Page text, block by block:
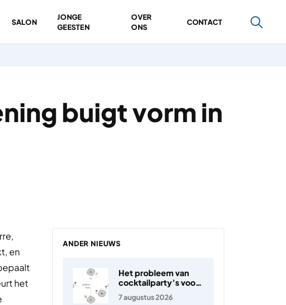
SALON
JONGE
GEESTEN
OVER
ONS
CONTACT
buigt vorm in
en
het
ANDER NIEUWS
Het probleem van
cocktailparty’s voor
hoortoestellen
7 augustus 2026